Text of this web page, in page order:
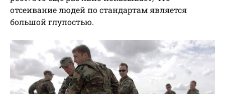
отсеивание людей по стандартам является
большой глупостью.